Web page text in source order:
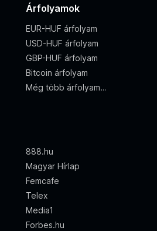
Árfolyamok
EUR-HUF árfolyam
USD-HUF árfolyam
GBP-HUF árfolyam
Bitcoin árfolyam
Még több árfolyam…
888.hu
Magyar Hírlap
Femcafe
Telex
Media1
Forbes.hu